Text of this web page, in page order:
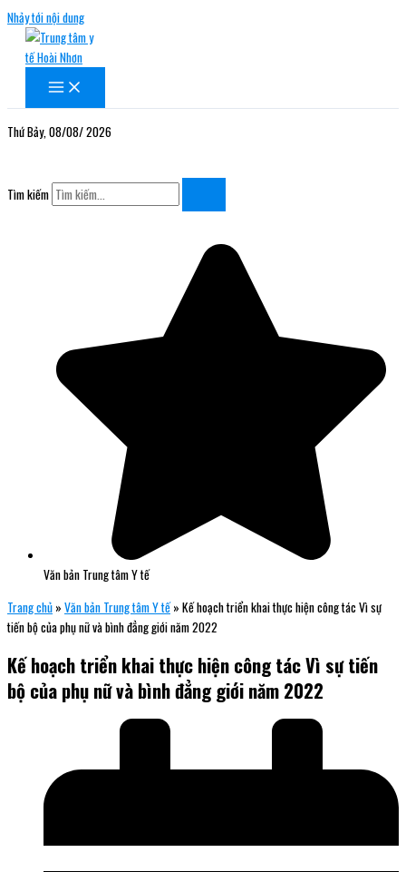
Nhảy tới nội dung
Thứ Bảy, 08/08/ 2026
Tìm kiếm
Văn bản Trung tâm Y tế
Trang chủ » Văn bản Trung tâm Y tế» Kế hoạch triển khai thực hiện công tác Vì sự
tiến bộ của phụ nữ và bình đẳng giới năm 2022
Kế hoạch triển khai thực hiện công tác Vì sự tiến
bộ của phụ nữ và bình đẳng giới năm 2022